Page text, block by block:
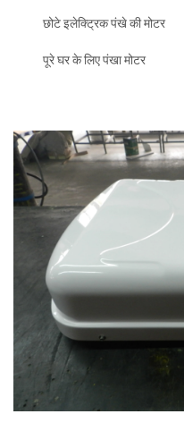
छोटे इलेक्ट्रिक पंखे की मोटर
पूरे घर के लिए पंखा मोटर